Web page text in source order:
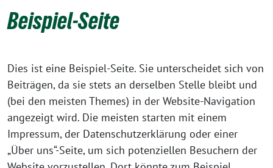
Beispiel-Seite
Dies ist eine Beispiel-Seite. Sie unterscheidet sich von
Beiträgen, da sie stets an derselben Stelle bleibt und
(bei den meisten Themes) in der Website-Navigation
angezeigt wird. Die meisten starten mit einem
Impressum, der Datenschutzerklärung oder einer
„Über uns“-Seite, um sich potenziellen Besuchern der